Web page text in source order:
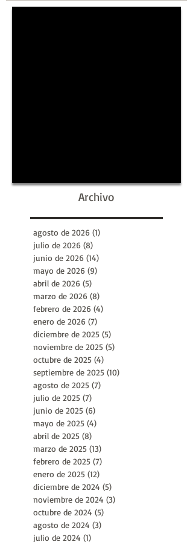
la Historia
Archivo
agosto de 2026 (1)
julio de 2026 (8)8 entradas
junio de 2026 (14)
mayo de 2026 (9)9 entradas
abril de 2026 (5) 5 entradas
marzo de 2026 (8)
febrero de 2026 (4)4 entradas
enero de 2026 (7)7 entradas
diciembre de 2025 (5)
noviembre de 2025 (5)5 entradas
octubre de 2025 (4)
septiembre de 2025
agosto de 2025 (7)
julio de 2025 (7)7 entradas
junio de 2025 (6)
mayo de 2025 (4)4 entradas
abril de 2025 (8) 8 entradas
marzo de 2025 (13)
febrero de 2025 (7) 7 entradas
enero de 2025 (12)12 entradas
diciembre de 2024 (5)
noviembre de 2024
octubre de 2024